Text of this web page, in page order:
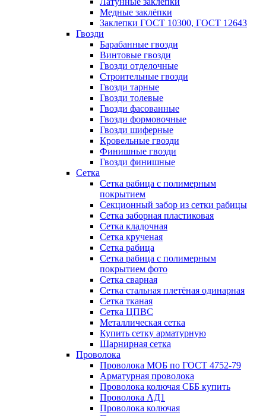
Медные заклёпки
Заклепки ГОСТ 10300, ГОСТ 12643
Гвозди
Барабанные гвозди
Винтовые гвозди
Гвозди отделочные
Строительные гвозди
Гвозди тарные
Гвозди толевые
Гвозди фасованные
Гвозди формовочные
Гвозди шиферные
Кровельные гвозди
Финишные гвозди
Гвозди финишные
Сетка
Сетка рабица с полимерным
покрытием
Секционный забор из сетки рабицы
Сетка заборная пластиковая
Сетка кладочная
Сетка крученая
Сетка рабица
Сетка рабица с полимерным
покрытием фото
Сетка сварная
Сетка стальная плетёная одинарная
Сетка тканая
Сетка ЦПВС
Металлическая сетка
Купить сетку арматурную
Шарнирная сетка
Проволока
Проволока МОБ по ГОСТ 4752-79
Арматурная проволока
Проволока колючая СББ купить
Проволока АД1
Проволока колючая